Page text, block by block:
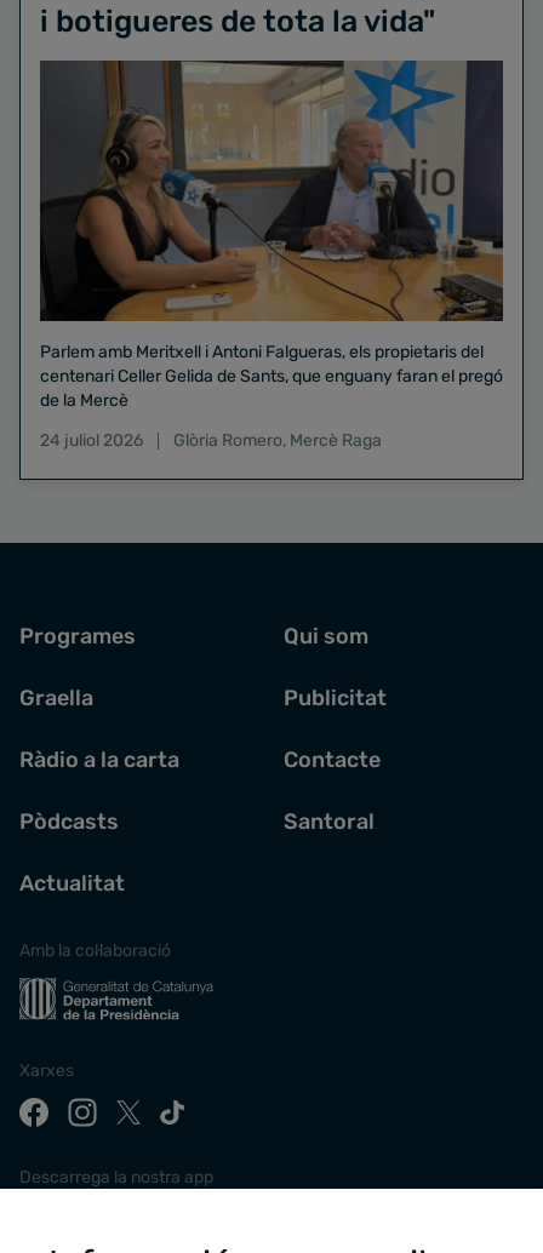
i botigueres de tota la vida"
Parlem amb Meritxell i Antoni Falgueras, els propietaris del
centenari Celler Gelida de Sants, que enguany faran el pregó
de la Mercè
24 juliol 2026
Glòria Romero, Mercè Raga
Programes
Graella
Ràdio a la carta
Pòdcasts
Actualitat
Qui som
Publicitat
Contacte
Santoral
Amb la col·laboració
Xarxes
Descarrega la nostra app